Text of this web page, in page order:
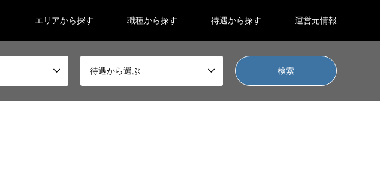
エリアから探す 職種から探す 待遇から探す 運営元情報
待遇から選ぶ